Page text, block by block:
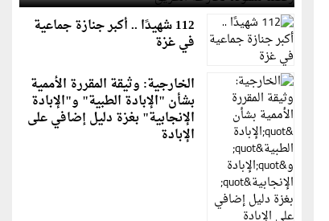
112 شهيدًا .. أكبر جنازة جماعية
في غزة
الخارجية: وثيقة المقررة الأممية
بشأن "الإبادة الطبية" و"الإبادة
الإنجابية" بغزة دليل إضافي على
الإبادة